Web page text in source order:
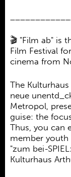
🎬 "Film ab" is
Film Festival
cinema from
The
neue
Metropol,
guise: the
Thus, you can
member
"zum bei-
Kulturhaus